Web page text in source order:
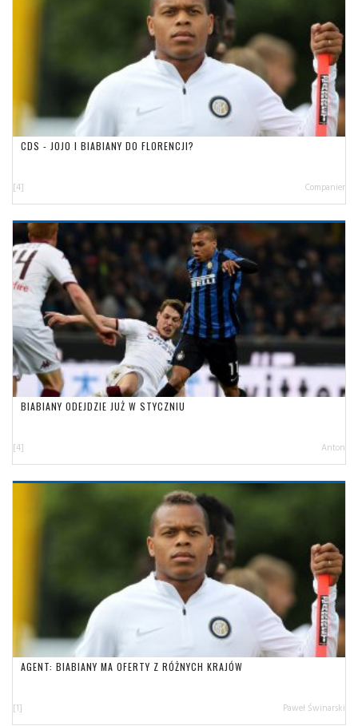
CDS - JOJO I BIABIANY DO FLORENCJI?
[4] Companier
BIABIANY ODEJDZIE JUŻ W STYCZNIU
[4] Anton
AGENT: BIABIANY MA OFERTY Z RÓŻNYCH KRAJÓW
[1] Paweł Świnarski